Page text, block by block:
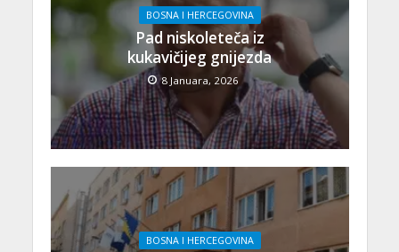
BOSNA I HERCEGOVINA
Pad niskoleteča iz
kukavičijeg gnijezda
8 Januara, 2026
BOSNA I HERCEGOVINA